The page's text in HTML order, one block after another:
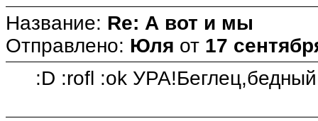
Название: Re: А вот и мы
Отправлено: Юля от 17
:D :rofl :ok